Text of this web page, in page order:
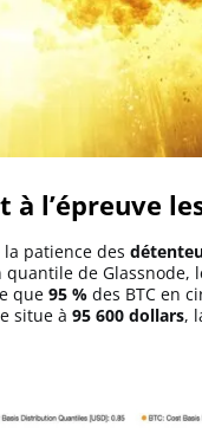
à l’épreuve
patience des
de Glassnode,
que 95 % des BTC en
situe à 95 600 dollars,